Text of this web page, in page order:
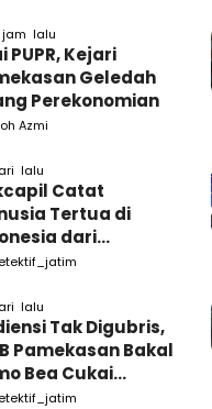
jam lalu
PUPR, Kejari
Geledah
Perekonomian
Azmi
lalu
Catat
Tertua di
dari
dan
lalu
Tak Digubris,
Pamekasan Bakal
Bea Cukai